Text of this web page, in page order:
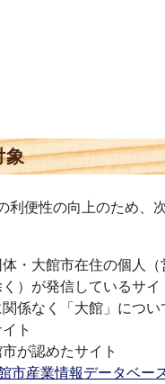
象
利便性の向上のため、
・大館市在住の個人（
）が発信しているサイ
係なく「大館」につい
ト
が認めたサイト
市産業情報データベー